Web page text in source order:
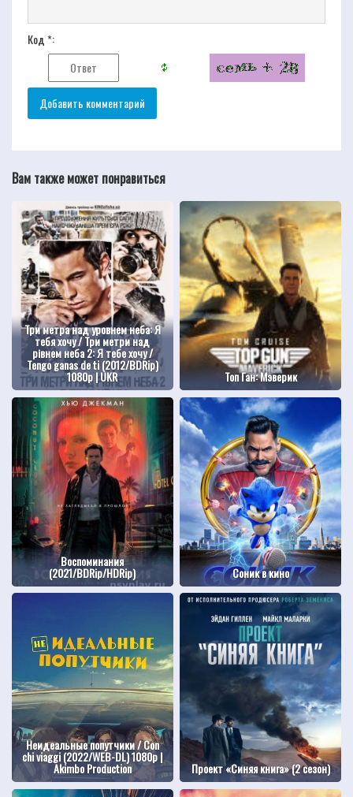
Код *:
Вам также может понравиться
Три метра над уровнем неба: Я
тебя хочу / Три метри над
рівнем неба 2: Я тебе хочу /
Tengo ganas de ti (2012/BDRip)
1080р | UKR Топ Ган: Мэверик
Воспоминания
(2021/BDRip/HDRip) Соник в кино
Неидеальные попутчики / Con
chi viaggi (2022/WEB-DL) 1080p |
Akimbo Production Проект «Синяя книга» (2 сезон)